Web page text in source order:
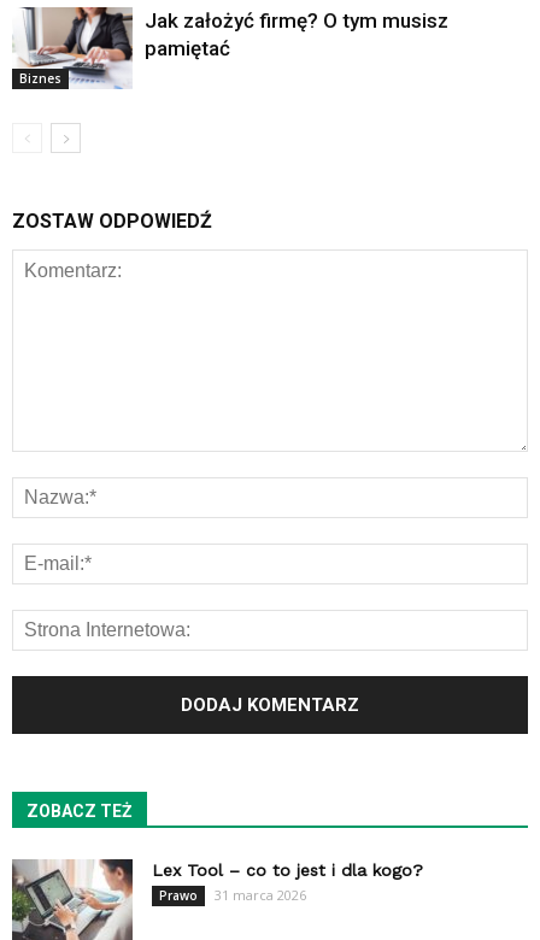
Biznes
Jak założyć firmę? O tym musisz
pamiętać
ZOSTAW ODPOWIEDŹ
ZOBACZ TEŻ
Lex Tool – co to jest i dla kogo?
Prawo 31 marca 2026